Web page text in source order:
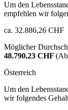
Um den
empfehlen wir
ca. 32.886,26 CHF
Möglicher
48.790,23 CHF
Österreich
Um den
wir folgendes